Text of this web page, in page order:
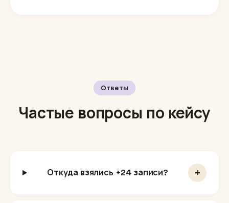
Ответы
Частые вопросы по кейсу
Откуда взялись +24 записи? +